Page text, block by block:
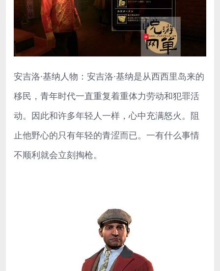
安吉洛·基纳人物：安吉洛·基纳是从西西里岛来的
移民，青年时代一直重复着重体力劳动和犯罪活
动。因此和许多年轻人一样，心中充满怒火。阻
止他野心的只有年轻的青涩而已。一有什么事情
不顺利就会立刻掏枪。